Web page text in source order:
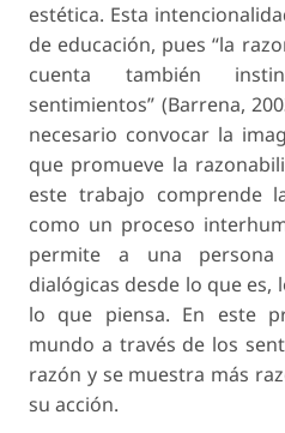
estética. Esta
de educación, pues “la
cuenta también
sentimientos” (Barrena,
necesario convocar la
que promueve la
este trabajo comprende
como un proceso
permite a una persona
dialógicas desde lo que es,
lo que piensa. En este
mundo a través de los
razón y se muestra más
su acción.